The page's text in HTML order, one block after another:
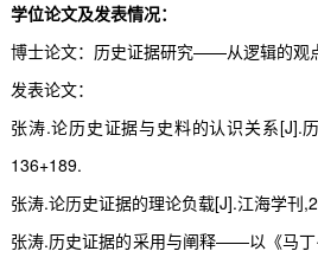
学位论文及发表情况：
博士论文：历史证据研究——从逻辑的观
发表论文：
张涛.论历史证据与史料的认识关系[J].
136+189.
张涛.论历史证据的理论负载[J].江海学刊
张涛.历史证据的采用与阐释——以《马丁·